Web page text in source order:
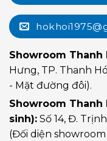
Showroom Thanh
Hưng, TP. Thanh
- Mặt đường đôi).
Showroom Thanh
sinh): Số 14, Đ.
(Đối diện showroom